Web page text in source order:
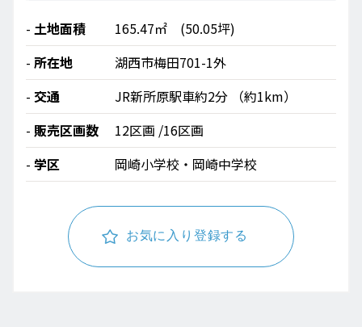
土地面積
165.47㎡ (50.05坪)
所在地
湖西市梅田701-1外
交通
JR新所原駅車約2分 （約1km）
販売区画数
12区画 /16区画
学区
岡崎小学校・岡崎中学校
お気に入り登録する